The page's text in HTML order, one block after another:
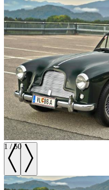
1 /50